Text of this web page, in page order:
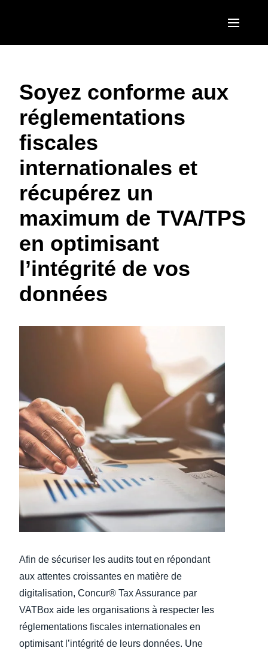
United States (English)
Canada (English)
México (Español)
EUROPE
United Kingdom (English)
Deutschland (Deutsch)
Italia (Italiano)
Nederlands (English)
Sweden (English)
Denmark (English)
España (Español)
Norway (English)
ASIA PACIFIC
Soyez conforme aux
réglementations
fiscales
internationales et
récupérez un
maximum de TVA/TPS
en optimisant
l’intégrité de vos
données
Afin de sécuriser les audits tout en répondant
aux attentes croissantes en matière de
digitalisation, Concur® Tax Assurance par
VATBox aide les organisations à respecter les
réglementations fiscales internationales en
optimisant l’intégrité de leurs données. Une